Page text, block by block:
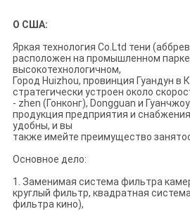
О США:
Яркая технология Co.Ltd тени
расположен на промышленном
высокотехнологичном,
Город Huizhou, провинция Гуандун в
стратегически устроен около
- zhen (Гонконг), Dongguan и
продукция предприятия и
удобны, и вы
также имейте преимущество
Основное дело:
1. Заменимая система фильтра
круглый фильтр, квадратная
фильтра кино),